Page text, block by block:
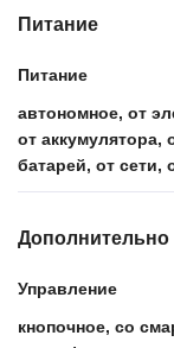
Питание
Питание
автономное, от
от аккумулятора,
батарей, от сети,
Дополнительно
Управление
кнопочное, со